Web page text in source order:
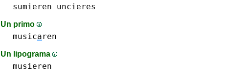
sumieren
uncieres
Un primo
musicaren
Un lipograma
musieren